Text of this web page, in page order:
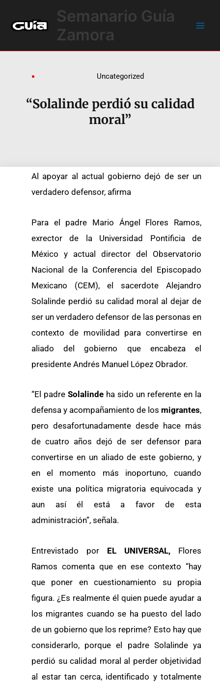
contenido
Semanario Guía
Zamora
Uncategorized
“Solalinde perdió su calidad
moral”
Al apoyar al actual gobierno dejó de ser un
verdadero defensor, afirma
Para el padre Mario Ángel Flores Ramos,
exrector de la Universidad Pontificia de
México y actual director del Observatorio
Nacional de la Conferencia del Episcopado
Mexicano (CEM), el sacerdote Alejandro
Solalinde perdió su calidad moral al dejar de
ser un verdadero defensor de las personas en
contexto de movilidad para convertirse en
aliado del gobierno que encabeza el
presidente Andrés Manuel López Obrador.
“El padre Solalinde ha sido un referente en la
defensa y acompañamiento de los migrantes,
pero desafortunadamente desde hace más
de cuatro años dejó de ser defensor para
convertirse en un aliado de este gobierno, y
en el momento más inoportuno, cuando
existe una política migratoria equivocada y
aun así él está a favor de esta
administración”, señala.
Entrevistado por EL UNIVERSAL, Flores
Ramos comenta que en ese contexto “hay
que poner en cuestionamiento su propia
figura. ¿Es realmente él quien puede ayudar a
los migrantes cuando se ha puesto del lado
de un gobierno que los reprime? Esto hay que
considerarlo, porque el padre Solalinde ya
perdió su calidad moral al perder objetividad
al estar tan cerca, identificado y totalmente